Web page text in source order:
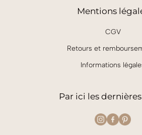
Mentions
CGV
Retours et
Informations
Par ici les